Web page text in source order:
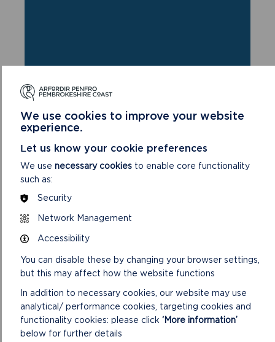
DEWCH O HYD I'R DAITH
CYFEIRNOD GRID: SM836123
LAWRLWYTHWCH FAP TAITH HANNER
DYDD + BOROUGH HEAD
CYMERWCH OFAL!
Byddwch yn ofalus ar Lwybr yr Arfordir
Cadwch at y llwybr ac i ffwrdd o ymylon y
clogwyni
Gwisgwch esgidiau cryfion a dillad
cynnes, sy’n dal d ŵr
We use cookies to improve your website
experience.
Let us know your cookie preferences
We use necessary cookies to enable core functionality
such as:
Security
Network Management
Accessibility
You can disable these by changing your browser settings,
but this may affect how the website functions
In addition to necessary cookies, our website may use
analytical/ performance cookies, targeting cookies and
functionality cookies: please click ‘More information’
below for further details